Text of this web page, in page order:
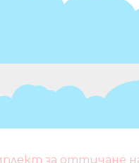
за оттичане